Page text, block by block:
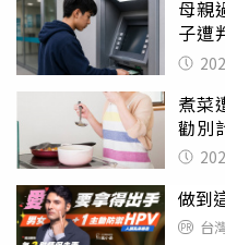
母親
子遭
罪
煮菜
勸別
潰：
做到
台